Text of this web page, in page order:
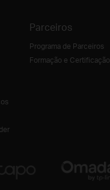
Parceiros
Programa de Parceiros
Formação e Certificação